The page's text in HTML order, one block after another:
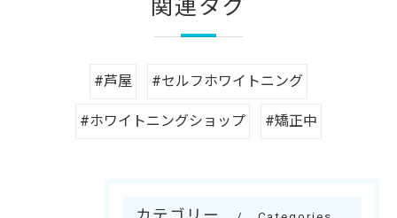
関連タグ
#芦屋 #セルフホワイトニング
#ホワイトニングショップ #矯正中